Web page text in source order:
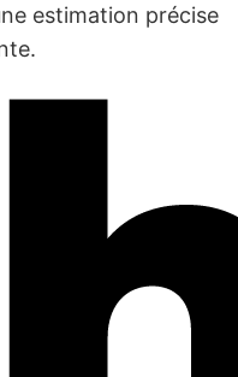
estimation précise